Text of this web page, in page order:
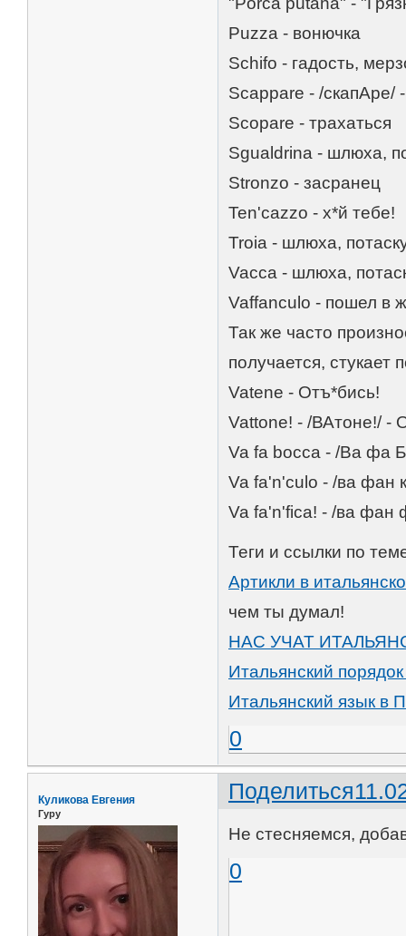
Puzza - вонючка
Schifo - гадость,
Scappare - /скапАре/
Scopare - трахаться
Sgualdrina - шлюха,
Stronzo - засранец
Ten'cazzo - х*й тебе!
Troia - шлюха,
Vacca - шлюха,
Vaffanculo - пошел в
Так же часто
получается,
Vatene - Отъ*бись!
Vattone! - /ВАтоне!/ -
Va fa bocca - /Ва фа
Va fa'n'culo - /ва фан
Va fa'n'fica! - /ва фан
Теги и ссылки по
Артикли в
чем ты думал!
НАС УЧАТ
Итальянский
Итальянский язык в
0
Поделиться
Куликова Евгения
Гуру
Не стесняемся,
0